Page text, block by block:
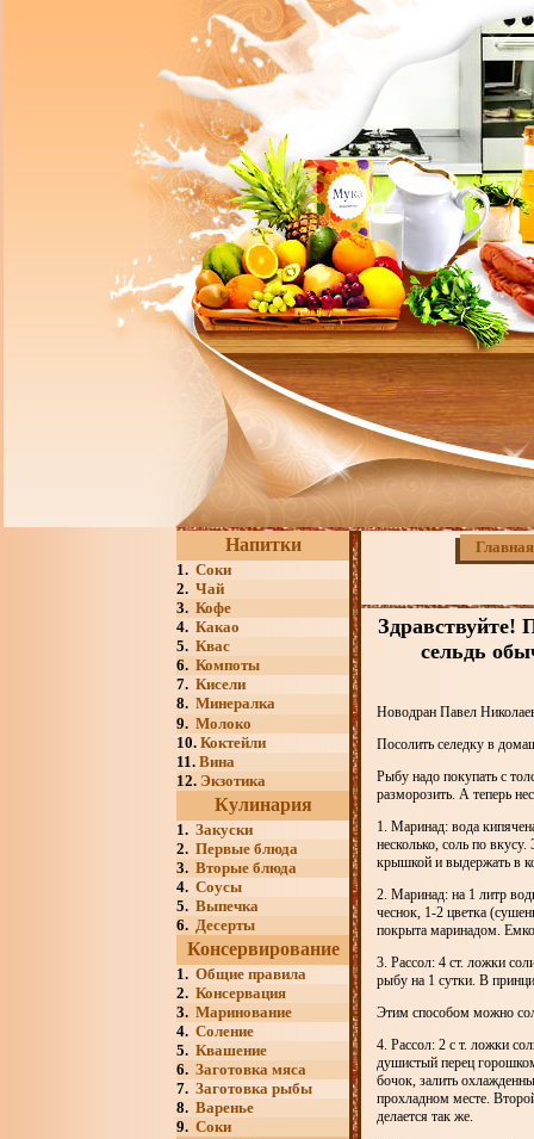
Напитки
1. Соки
2. Чай
3. Кофе
4. Какао
5. Квас
6. Компоты
7. Кисели
8. Минералка
9. Молоко
10. Коктейли
11. Вина
12. Экзотика
Кулинария
1. Закуски
2. Первые блюда
3. Вторые блюда
4. Соусы
5. Выпечка
6. Десерты
Консервирование
1. Общие правила
2. Консервация
3. Маринование
4. Соление
5. Квашение
6. Заготовка мяса
7. Заготовка рыбы
8. Варенье
9. Соки
Главная
Здравствуйте!
сельдь
Новодран Павел
Посолить селедку в
Рыбу надо покупать с
разморозить. А теперь
1. Маринад: вода
несколько, соль по
крышкой и выдержать в
2. Маринад: на 1 литр
чеснок, 1-2 цветка
покрыта маринадом.
3. Рассол: 4 ст. ложки
рыбу на 1 сутки. В
Этим способом можно
4. Рассол: 2 с т. ложки
душистый перец
бочок, залить
прохладном месте.
делается так же.